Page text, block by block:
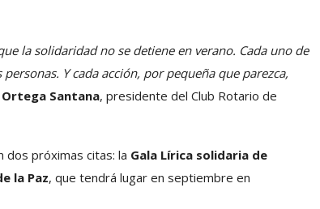
la solidaridad no se detiene en verano. Cada uno de
Y cada acción, por pequeña que parezca,
Santana, presidente del Club Rotario de
dos próximas citas: la Gala Lírica solidaria de
la Paz, que tendrá lugar en septiembre en